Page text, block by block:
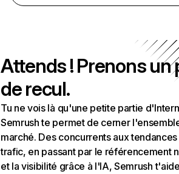
Attends ! Prenons un
de recul.
Tu ne vois là qu'une petite partie
Semrush te permet de cerner
marché. Des concurrents aux
trafic, en passant par le référencement
et la visibilité grâce à l'IA, Semrush